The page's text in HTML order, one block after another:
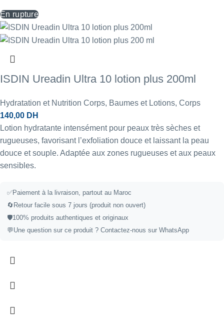
En rupture
ISDIN Ureadin Ultra 10 lotion plus 200ml
Hydratation et Nutrition Corps, Baumes et Lotions, Corps
140,00 DH
Lotion hydratante intensément pour peaux très sèches et
rugueuses, favorisant l’exfoliation douce et laissant la peau
douce et souple. Adaptée aux zones rugueuses et aux peaux
sensibles.
✅Paiement à la livraison, partout au Maroc
🔄 Retour facile sous 7 jours (produit non ouvert)
🛡️100% produits authentiques et originaux
💬Une question sur ce produit ? Contactez-nous sur WhatsApp